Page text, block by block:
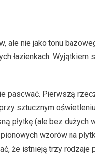
ale nie jako tonu
łazienkach. Wyjątkiem
pasować. Pierwszą
sztucznym
płytkę (ale bez dużych
wzorów na
że istnieją trzy rodzaje